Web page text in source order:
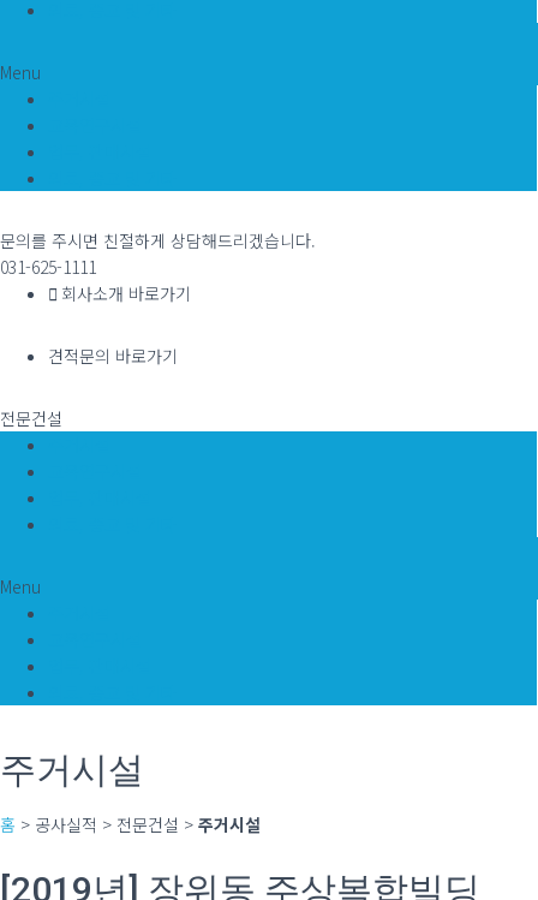
Menu
문의를 주시면 친절하게 상담해드리겠습니다.
031-625-1111
회사소개 바로가기
견적문의 바로가기
전문건설
Menu
주거시설
홈 > 공사실적 > 전문건설 > 주거시설
[2019년] 장위동 주상복합빌딩